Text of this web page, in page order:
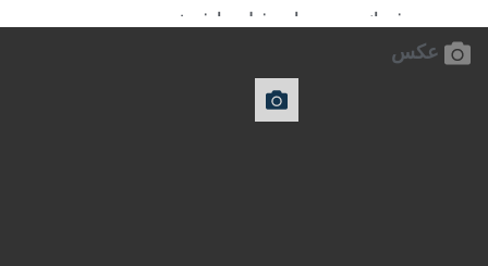
فرمانده جدید سپاه دزفول معارفه شد
عکس